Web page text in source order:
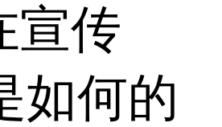
宣传
如何的